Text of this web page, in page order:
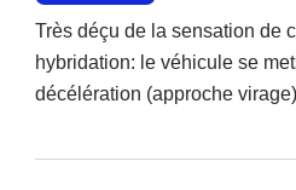
Très déçu de la sensation de
hybridation: le véhicule se
décélération (approche
route plutôt que de la